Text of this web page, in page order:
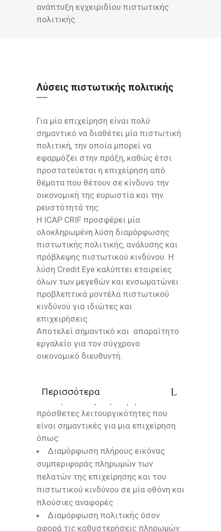
ανάπτυξη εγχειριδίου πιστωτικής
πολιτικής.
Λύσεις πιστωτικής πολιτικής
Για μία επιχείρηση είναι πολύ
σημαντικό να διαθέτει μία πιστωτική
πολιτική, την οποία μπορεί να
εφαρμόζει στην πράξη, καθώς έτσι
προστατεύεται η επιχείρηση από
θέματα που θέτουν σε κίνδυνο την
οικονομική της ευρωστία και την
ρευστότητά της.
H ICAP CRIF προσφέρει μία
ολοκληρωμένη λύση διαμόρφωσης
πιστωτικής πολιτικής, ανάλυσης και
πρόβλεψης πιστωτικού κινδύνου. Η
λύση Credit.Eye καλύπτει εταιρείες
όλων των μεγεθών και ενσωματώνει
προβλεπτικά μοντέλα πιστωτικού
κινδύνου για ιδιώτες και
επιχειρήσεις.
Αποτελεί σημαντικό και απαραίτητο
εργαλείο για τον σύγχρονο
οικονομικό διευθυντή.
Περισσότερα
πρόσθετες λειτουργικότητες που
είναι σημαντικές για μια επιχείρηση
όπως:
Διαμόρφωση πλήρους εικόνας
συμπεριφοράς πληρωμών των
πελατών της επιχείρησης και του
πιστωτικού κινδύνου σε μία οθόνη και
πλούσιες αναφορές
Διαμόρφωση πολιτικής όσον
αφορά τις καθυστερήσεις πληρωμών